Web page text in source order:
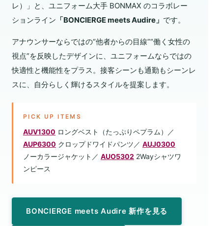
レ）」と、ユニフォーム大手 BONMAX のコラボレー
ションライン 「BONCIERGE meets Audire」 です。
アナウンサーならではの“他者からの目線”“働く女性の
視点”を反映したデザインに、ユニフォームならではの
快適性と機能性をプラス。接客シーンも通勤もシーンレ
スに、自分らしく輝けるスタイルを提案します。
PICK UP ITEMS
AUV1300 ロングベスト（たっぷりペプラム）／
AUP6300 クロップドワイドパンツ／ AUJ0300
ノーカラージャケット／ AUO5302 2Wayシャツワ
ンピース
BONCIERGE meets Audire 新作を見る